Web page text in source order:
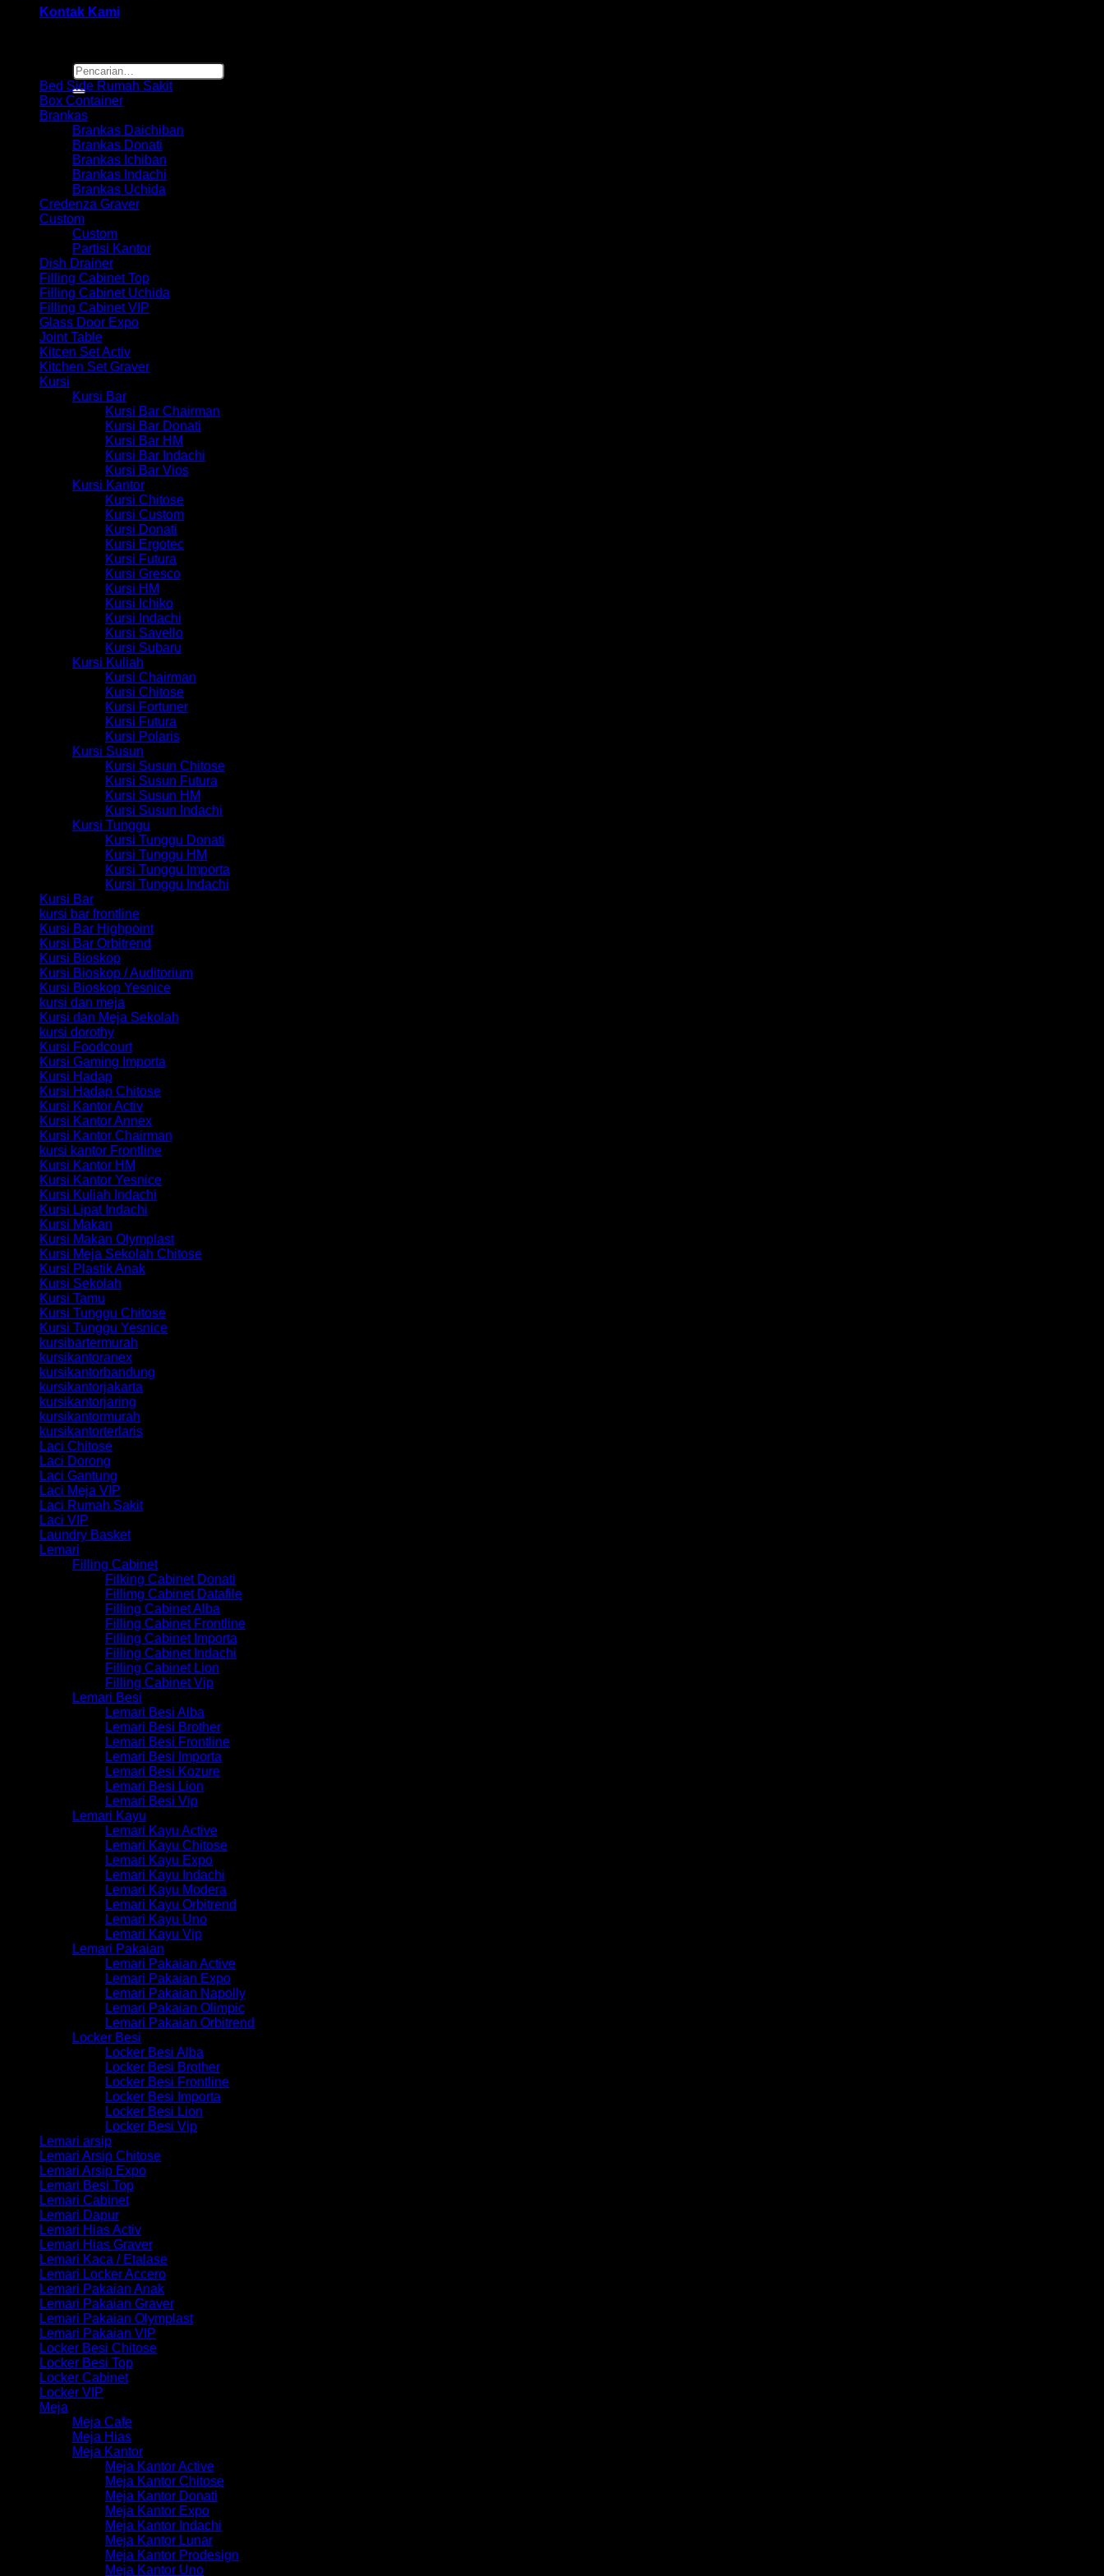
Kontak Kami
Pencarian
untuk:
Bed Side Rumah Sakit
Box Container
Brankas
Brankas Daichiban
Brankas Donati
Brankas Ichiban
Brankas Indachi
Brankas Uchida
Credenza Graver
Custom
Custom
Partisi Kantor
Dish Drainer
Filling Cabinet Top
Filling Cabinet Uchida
Filling Cabinet VIP
Glass Door Expo
Joint Table
Kitcen Set Activ
Kitchen Set Graver
Kursi
Kursi Bar
Kursi Bar Chairman
Kursi Bar Donati
Kursi Bar HM
Kursi Bar Indachi
Kursi Bar Vios
Kursi Kantor
Kursi Chitose
Kursi Custom
Kursi Donati
Kursi Ergotec
Kursi Futura
Kursi Gresco
Kursi HM
Kursi Ichiko
Kursi Indachi
Kursi Savello
Kursi Subaru
Kursi Kuliah
Kursi Chairman
Kursi Chitose
Kursi Fortuner
Kursi Futura
Kursi Polaris
Kursi Susun
Kursi Susun Chitose
Kursi Susun Futura
Kursi Susun HM
Kursi Susun Indachi
Kursi Tunggu
Kursi Tunggu Donati
Kursi Tunggu HM
Kursi Tunggu Importa
Kursi Tunggu Indachi
Kursi Bar
kursi bar frontline
Kursi Bar Highpoint
Kursi Bar Orbitrend
Kursi Bioskop
Kursi Bioskop / Auditorium
Kursi Bioskop Yesnice
kursi dan meja
Kursi dan Meja Sekolah
kursi dorothy
Kursi Foodcourt
Kursi Gaming Importa
Kursi Hadap
Kursi Hadap Chitose
Kursi Kantor Activ
Kursi Kantor Annex
Kursi Kantor Chairman
kursi kantor Frontline
Kursi Kantor HM
Kursi Kantor Yesnice
Kursi Kuliah Indachi
Kursi Lipat Indachi
Kursi Makan
Kursi Makan Olymplast
Kursi Meja Sekolah Chitose
Kursi Plastik Anak
Kursi Sekolah
Kursi Tamu
Kursi Tunggu Chitose
Kursi Tunggu Yesnice
kursibartermurah
kursikantoranex
kursikantorbandung
kursikantorjakarta
kursikantorjaring
kursikantormurah
kursikantorterlaris
Laci Chitose
Laci Dorong
Laci Gantung
Laci Meja VIP
Laci Rumah Sakit
Laci VIP
Laundry Basket
Lemari
Filling Cabinet
Filking Cabinet Donati
Fillimg Cabinet Datafile
Filling Cabinet Alba
Filling Cabinet Frontline
Filling Cabinet Importa
Filling Cabinet Indachi
Filling Cabinet Lion
Filling Cabinet Vip
Lemari Besi
Lemari Besi Alba
Lemari Besi Brother
Lemari Besi Frontline
Lemari Besi Importa
Lemari Besi Kozure
Lemari Besi Lion
Lemari Besi Vip
Lemari Kayu
Lemari Kayu Active
Lemari Kayu Chitose
Lemari Kayu Expo
Lemari Kayu Indachi
Lemari Kayu Modera
Lemari Kayu Orbitrend
Lemari Kayu Uno
Lemari Kayu Vip
Lemari Pakaian
Lemari Pakaian Active
Lemari Pakaian Expo
Lemari Pakaian Napolly
Lemari Pakaian Olimpic
Lemari Pakaian Orbitrend
Locker Besi
Locker Besi Alba
Locker Besi Brother
Locker Besi Frontline
Locker Besi Importa
Locker Besi Lion
Locker Besi Vip
Lemari arsip
Lemari Arsip Chitose
Lemari Arsip Expo
Lemari Besi Top
Lemari Cabinet
Lemari Dapur
Lemari Hias Activ
Lemari Hias Graver
Lemari Kaca / Etalase
Lemari Locker Accero
Lemari Pakaian Anak
Lemari Pakaian Graver
Lemari Pakaian Olymplast
Lemari Pakaian VIP
Locker Besi Chitose
Locker Besi Top
Locker Cabinet
Locker VIP
Meja
Meja Cafe
Meja Hias
Meja Kantor
Meja Kantor Active
Meja Kantor Chitose
Meja Kantor Donati
Meja Kantor Expo
Meja Kantor Indachi
Meja Kantor Lunar
Meja Kantor Prodesign
Meja Kantor Uno